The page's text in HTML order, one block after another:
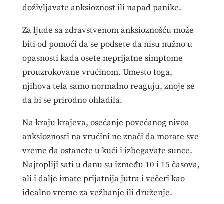
doživljavate anksioznost ili napad panike.
Za ljude sa zdravstvenom anksioznošću može
biti od pomoći da se podsete da nisu nužno u
opasnosti kada osete neprijatne simptome
prouzrokovane vrućinom. Umesto toga,
njihova tela samo normalno reaguju, znoje se
da bi se prirodno ohladila.
Na kraju krajeva, osećanje povećanog nivoa
anksioznosti na vrućini ne znači da morate sve
vreme da ostanete u kući i izbegavate sunce.
Najtopliji sati u danu su između 10 i 15 časova,
ali i dalje imate prijatnija jutra i večeri kao
idealno vreme za vežbanje ili druženje.